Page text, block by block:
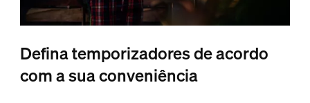
Defina temporizadores de acordo
com a sua conveniência